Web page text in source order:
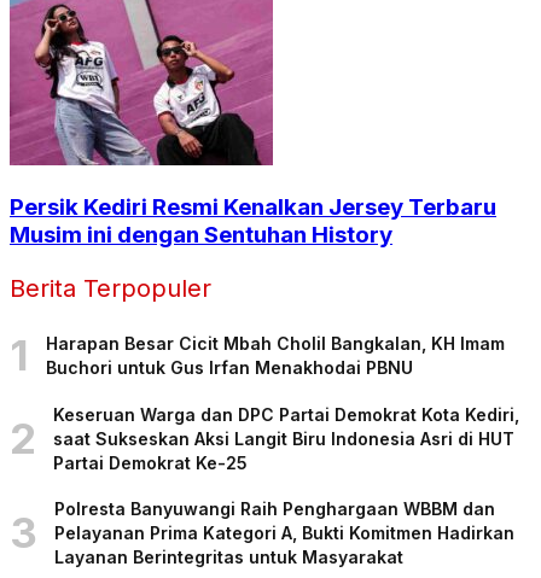
Persik Kediri Resmi Kenalkan Jersey Terbaru
Musim ini dengan Sentuhan History
Berita Terpopuler
1
Harapan Besar Cicit Mbah Cholil Bangkalan, KH Imam
Buchori untuk Gus Irfan Menakhodai PBNU
2
Keseruan Warga dan DPC Partai Demokrat Kota Kediri,
saat Sukseskan Aksi Langit Biru Indonesia Asri di HUT
Partai Demokrat Ke-25
3
Polresta Banyuwangi Raih Penghargaan WBBM dan
Pelayanan Prima Kategori A, Bukti Komitmen Hadirkan
Layanan Berintegritas untuk Masyarakat